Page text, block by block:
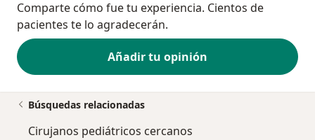
Comparte cómo fue tu experiencia. Cientos de
pacientes te lo agradecerán.
Añadir tu opinión
Búsquedas relacionadas
Cirujanos pediátricos cercanos